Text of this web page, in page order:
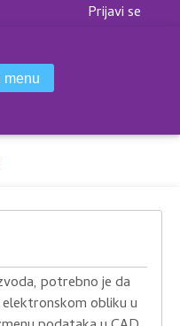
Korisnički
Prijavi se
menu
potrebno je da
obliku u